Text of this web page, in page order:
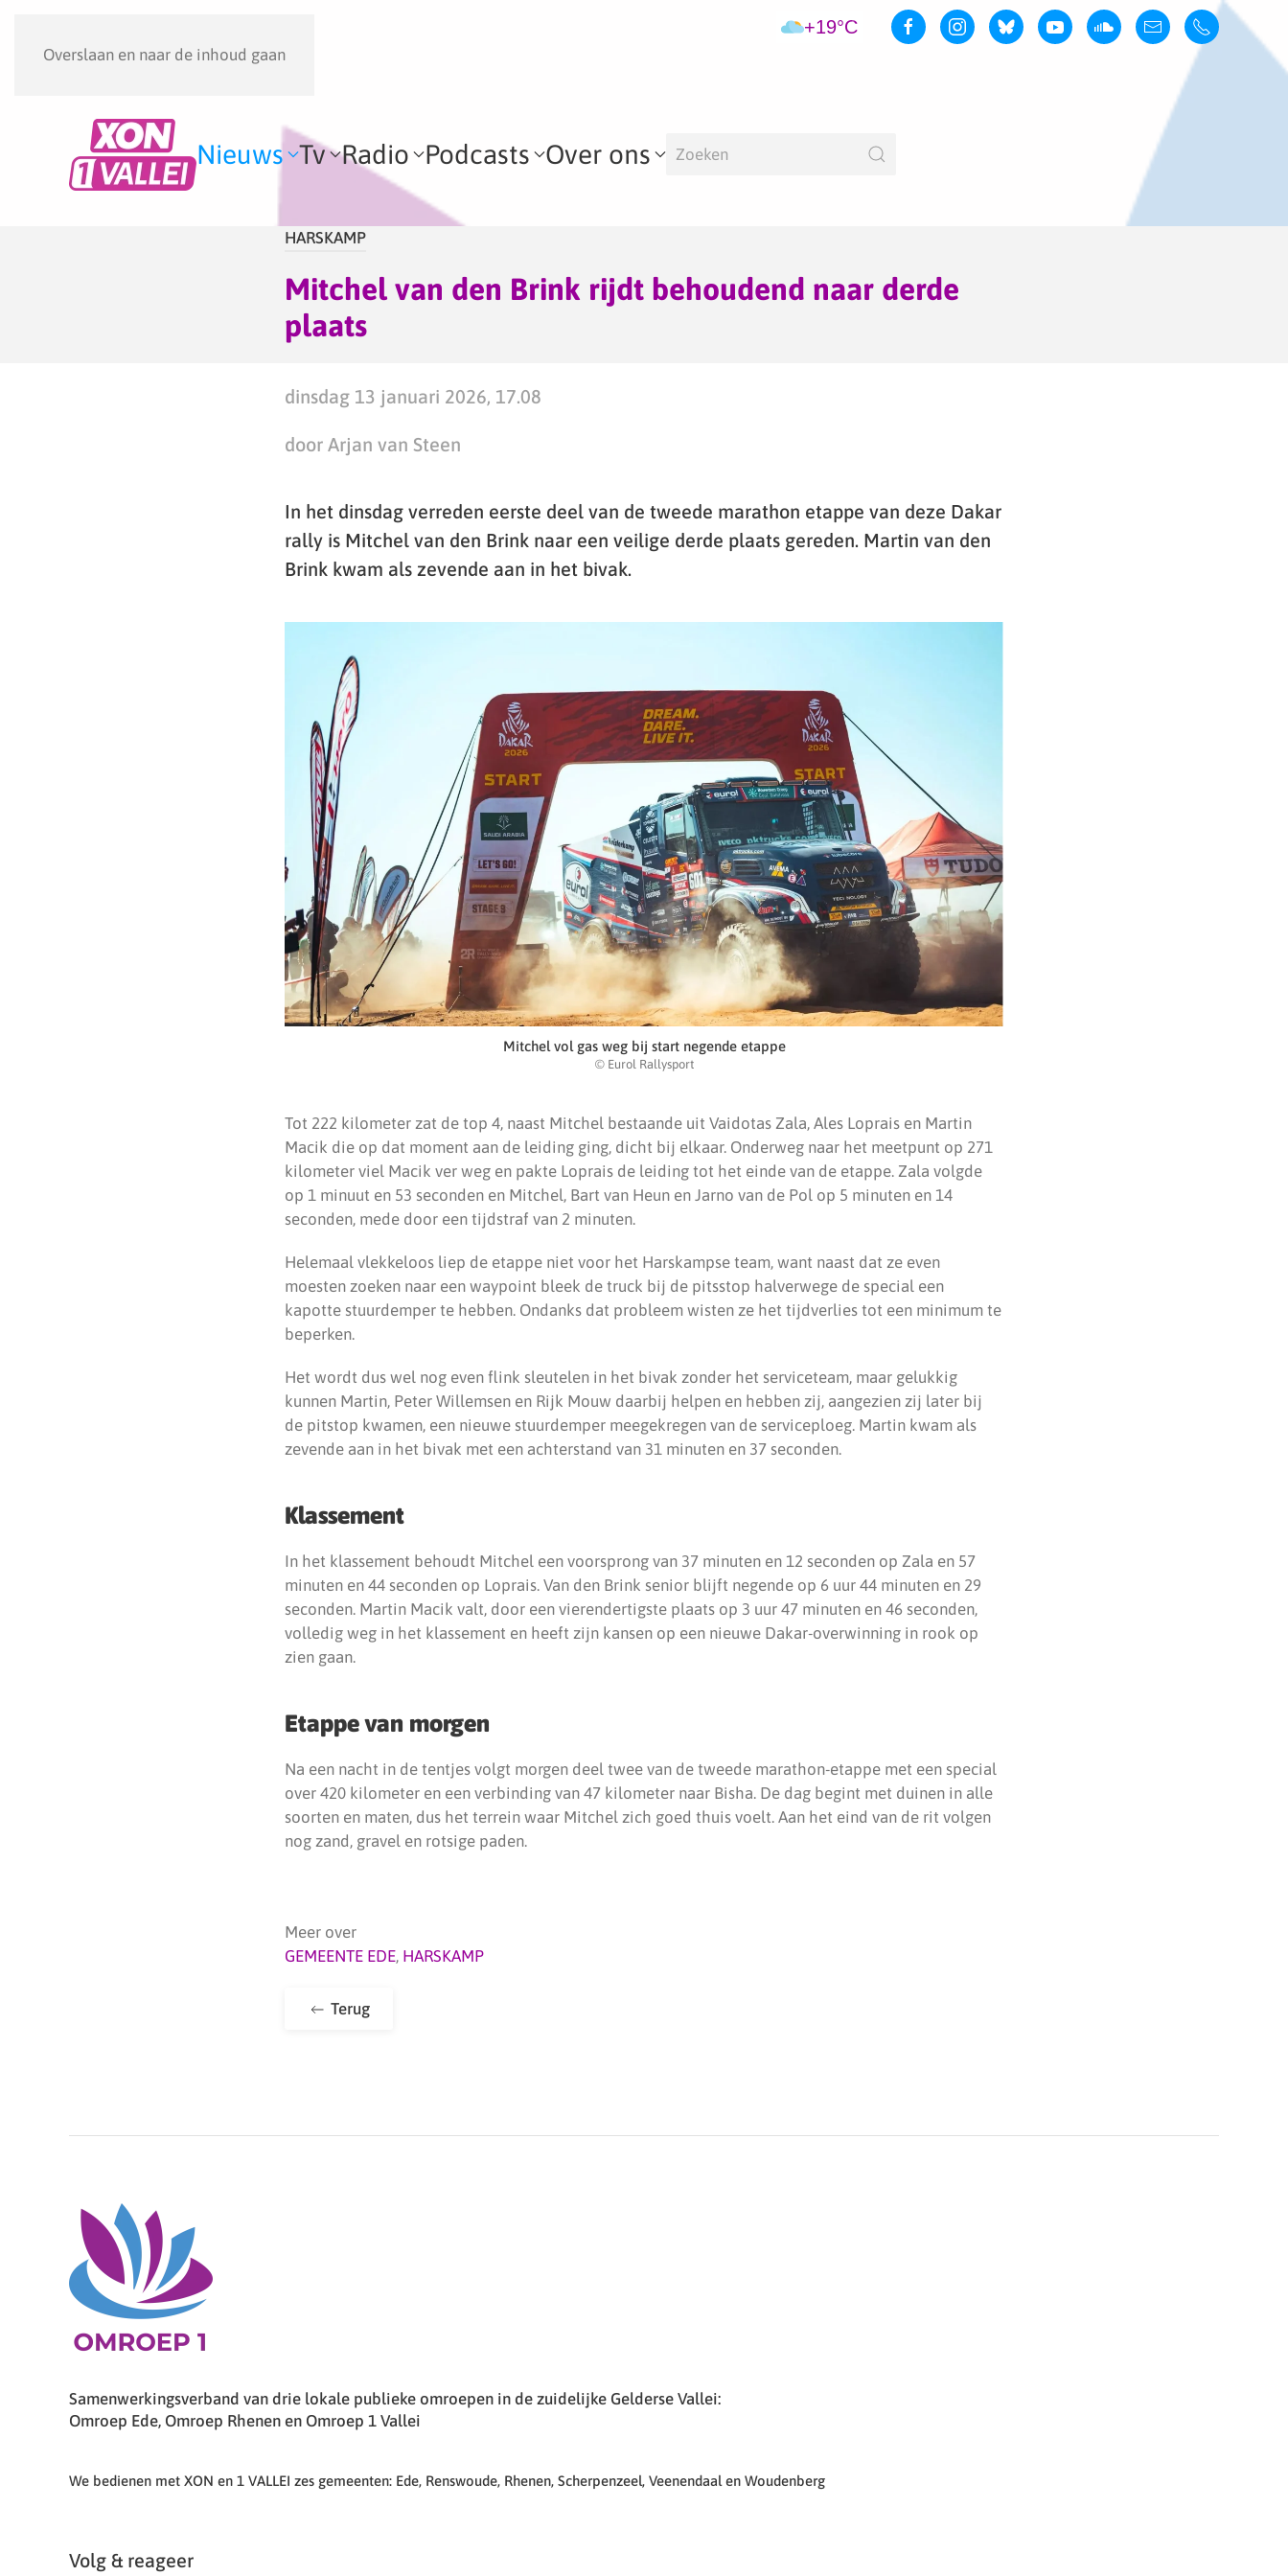
Overslaan en naar de inhoud gaan
+19°C
Nieuws Tv Radio Podcasts Over ons
HARSKAMP
Mitchel van den Brink rijdt behoudend naar derde
plaats
dinsdag 13 januari 2026, 17.08
door Arjan van Steen
In het dinsdag verreden eerste deel van de tweede marathon etappe van deze Dakar
rally is Mitchel van den Brink naar een veilige derde plaats gereden. Martin van den
Brink kwam als zevende aan in het bivak.
Mitchel vol gas weg bij start negende etappe
© Eurol Rallysport
Tot 222 kilometer zat de top 4, naast Mitchel bestaande uit Vaidotas Zala, Ales Loprais en Martin
Macik die op dat moment aan de leiding ging, dicht bij elkaar. Onderweg naar het meetpunt op 271
kilometer viel Macik ver weg en pakte Loprais de leiding tot het einde van de etappe. Zala volgde
op 1 minuut en 53 seconden en Mitchel, Bart van Heun en Jarno van de Pol op 5 minuten en 14
seconden, mede door een tijdstraf van 2 minuten.
Helemaal vlekkeloos liep de etappe niet voor het Harskampse team, want naast dat ze even
moesten zoeken naar een waypoint bleek de truck bij de pitsstop halverwege de special een
kapotte stuurdemper te hebben. Ondanks dat probleem wisten ze het tijdverlies tot een minimum te
beperken.
Het wordt dus wel nog even flink sleutelen in het bivak zonder het serviceteam, maar gelukkig
kunnen Martin, Peter Willemsen en Rijk Mouw daarbij helpen en hebben zij, aangezien zij later bij
de pitstop kwamen, een nieuwe stuurdemper meegekregen van de serviceploeg. Martin kwam als
zevende aan in het bivak met een achterstand van 31 minuten en 37 seconden.
Klassement
In het klassement behoudt Mitchel een voorsprong van 37 minuten en 12 seconden op Zala en 57
minuten en 44 seconden op Loprais. Van den Brink senior blijft negende op 6 uur 44 minuten en 29
seconden. Martin Macik valt, door een vierendertigste plaats op 3 uur 47 minuten en 46 seconden,
volledig weg in het klassement en heeft zijn kansen op een nieuwe Dakar-overwinning in rook op
zien gaan.
Etappe van morgen
Na een nacht in de tentjes volgt morgen deel twee van de tweede marathon-etappe met een special
over 420 kilometer en een verbinding van 47 kilometer naar Bisha. De dag begint met duinen in alle
soorten en maten, dus het terrein waar Mitchel zich goed thuis voelt. Aan het eind van de rit volgen
nog zand, gravel en rotsige paden.
Meer over
GEMEENTE EDE, HARSKAMP
Terug
Samenwerkingsverband van drie lokale publieke omroepen in de zuidelijke Gelderse Vallei:
Omroep Ede, Omroep Rhenen en Omroep 1 Vallei
We bedienen met XON en 1 VALLEI zes gemeenten: Ede, Renswoude, Rhenen, Scherpenzeel, Veenendaal en Woudenberg
Volg & reageer